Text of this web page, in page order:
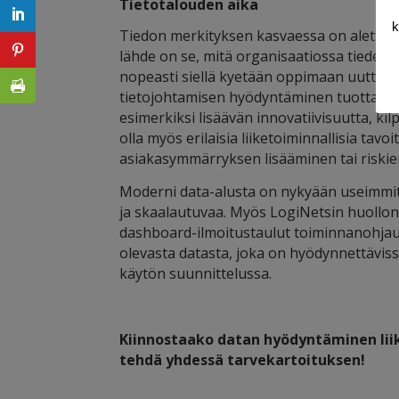
Tietotalouden aika
Tiedon merkityksen kasvaessa on
lähde on se, mitä organisaatiossa
nopeasti siellä kyetään oppimaan uutta
tietojohtamisen hyödyntäminen tuottaa
esimerkiksi lisäävän innovatiivisuutta,
olla myös erilaisia liiketoiminnallisia
asiakasymmärryksen lisääminen tai
Moderni data-alusta on nykyään
ja skaalautuvaa. Myös LogiNetsin
dashboard-ilmoitustaulut
olevasta datasta, joka on
käytön suunnittelussa.
Kiinnostaako datan hyödyntäminen
tehdä yhdessä tarvekartoituksen!